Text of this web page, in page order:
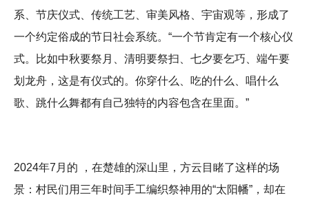
系、节庆仪式、传统工艺、审美风格、宇宙观等，形成了
一个约定俗成的节日社会系统。“一个节肯定有一个核心仪
式。比如中秋要祭月、清明要祭扫、七夕要乞巧、端午要
划龙舟，这是有仪式的。你穿什么、吃的什么、唱什么
歌、跳什么舞都有自己独特的内容包含在里面。”
2024年7月的 ，在楚雄的深山里，方云目睹了这样的场
景：村民们用三年时间手工编织祭神用的“太阳幡”，却在